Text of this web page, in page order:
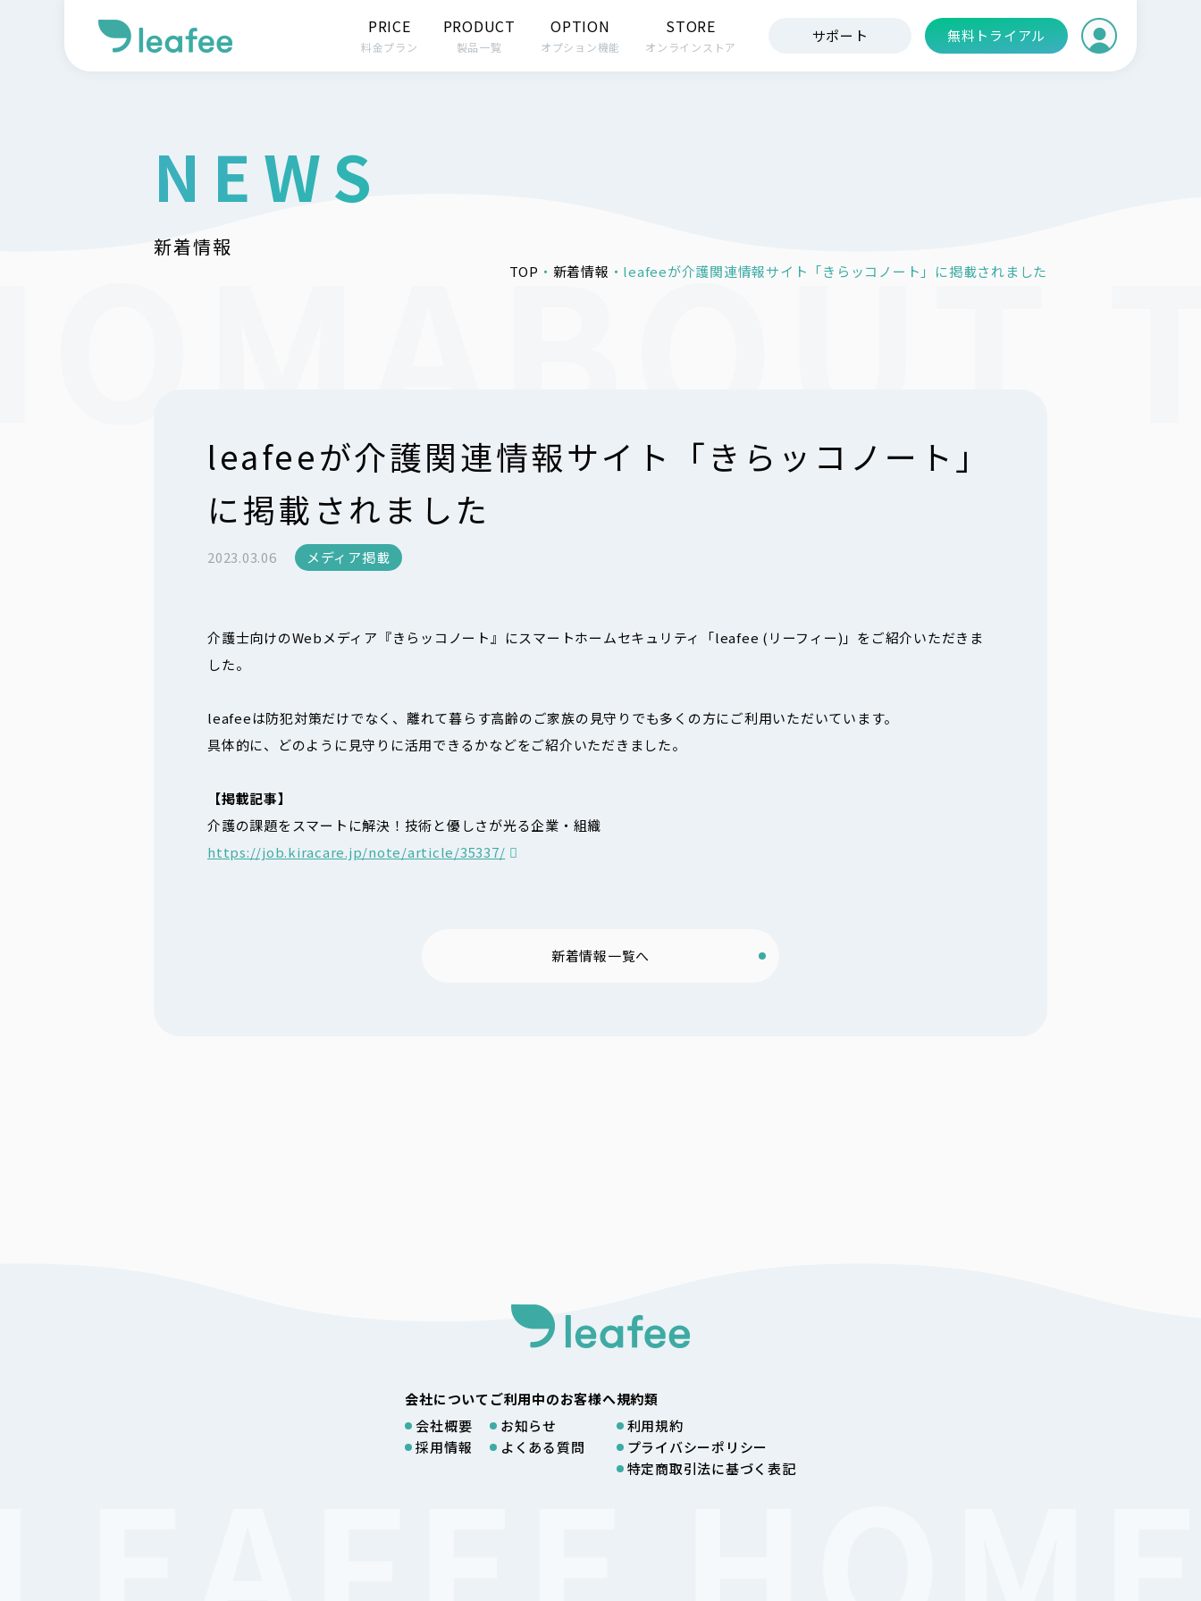
PRICE
料金プラン
PRODUCT
製品一覧
OPTION
オプション機能
STORE
オンラインストア
サポート 無料トライアル
NEWS
新着情報
TOP 新着情報 leafeeが介護関連情報サイト「きらッコノート」に掲載されました
leafeeが介護関連情報サイト「きらッコノート」
に掲載されました
2023.03.06 メディア掲載
介護士向けのWebメディア『きらッコノート』にスマートホームセキュリティ「leafee (リーフィー)」をご紹介いただきま
した。
leafeeは防犯対策だけでなく、離れて暮らす高齢のご家族の見守りでも多くの方にご利用いただいています。
具体的に、どのように見守りに活用できるかなどをご紹介いただきました。
【掲載記事】
介護の課題をスマートに解決！技術と優しさが光る企業・組織
https://job.kiracare.jp/note/article/35337/
新着情報一覧へ
会社について
会社概要
採用情報
ご利用中のお客様へ
お知らせ
よくある質問
規約類
利用規約
プライバシーポリシー
特定商取引法に基づく表記